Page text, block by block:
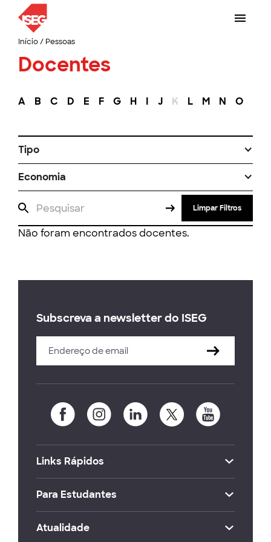
Início/ Pessoas
Docentes
A B C D E F G H I J K L M N O
Tipo
Economia
Limpar Filtros
Não foram encontrados docentes.
Subscreva a newsletter do ISEG
Links Rápidos
Para Estudantes
Atualidade